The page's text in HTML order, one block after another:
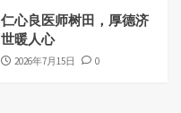
仁心良医师树田，厚德济
世暖人心
2026年7月15日 0